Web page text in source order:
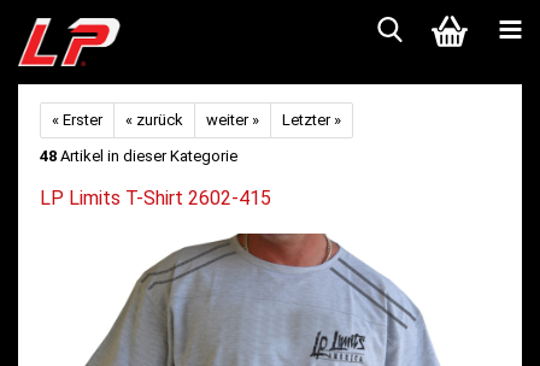
« Erster « zurück weiter »
Letzter »
48 Artikel in dieser Kategorie
LP Limits T-Shirt 2602-415